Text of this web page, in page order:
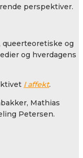
perspektiver.
queerteoretiske og
og hverdagens
I affekt.
Mathias
Petersen.